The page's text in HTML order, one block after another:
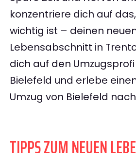
konzentriere dich auf
wichtig ist – deinen
Lebensabschnitt in
dich auf den
Bielefeld und erlebe
Umzug von Bielefeld
TIPPS ZUM NEUEN